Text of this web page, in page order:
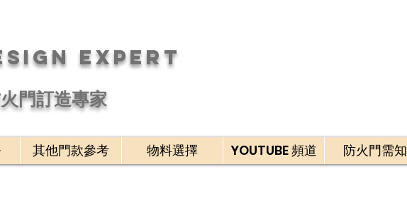
Expert
門訂造專家
其他門款參考 物料選擇 YOUTUBE 頻道 防火門需知